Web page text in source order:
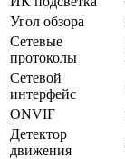
Угол обзора
Сетевые
протоколы
Сетевой
интерфейс
ONVIF
Детектор
движения